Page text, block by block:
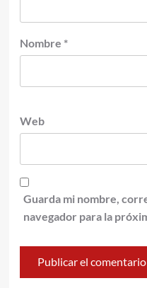
Nombre *
Web
Guarda mi nombre,
navegador para la